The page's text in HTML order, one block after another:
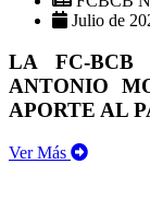
Julio de
LA FC-BCB
ANTONIO
APORTE AL
Ver Más